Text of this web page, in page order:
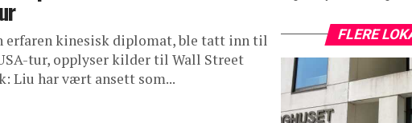
erfaren kinesisk diplomat, ble tatt inn til
tur, opplyser kilder til Wall Street
Liu har vært ansett som...
FLERE